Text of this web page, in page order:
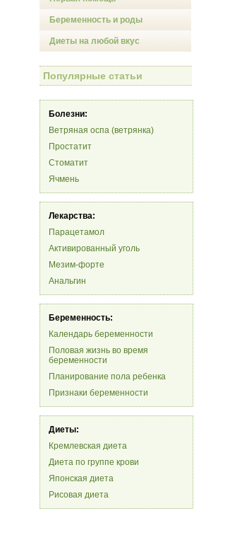
Беременность и роды
Диеты на любой вкус
Популярные статьи
Болезни:
Ветряная оспа (ветрянка)
Простатит
Стоматит
Ячмень
Лекарства:
Парацетамол
Активированный уголь
Мезим-форте
Анальгин
Беременность:
Календарь беременности
Половая жизнь во время
беременности
Планирование пола ребенка
Признаки беременности
Диеты:
Кремлевская диета
Диета по группе крови
Японская диета
Рисовая диета